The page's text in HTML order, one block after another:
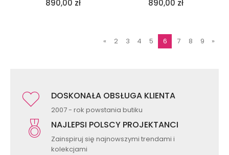
890,00 zł 890,00 zł
« 2 3 4 5 6 7 8 9 »
DOSKONAŁA OBSŁUGA KLIENTA
2007 - rok powstania butiku
NAJLEPSI POLSCY PROJEKTANCI
Zainspiruj się najnowszymi trendami i
kolekcjami